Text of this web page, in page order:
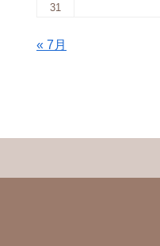
31
« 7月